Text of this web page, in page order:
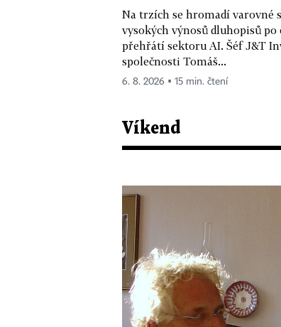
Na trzích se hromadí varovné
vysokých výnosů dluhopisů po
přehřátí sektoru AI. Šéf J&T
společnosti Tomáš...
6. 8. 2026 ▪ 15 min. čtení
Víkend